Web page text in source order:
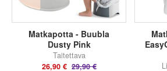
Matkapotta - Buubla
Dusty Pink
Taitettava
26,90 € 29,90 €